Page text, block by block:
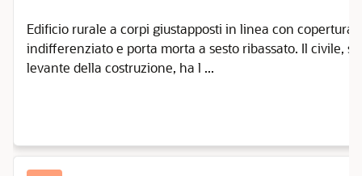
Edificio rurale a corpi giustapposti in linea con copertura
indifferenziato e porta morta a sesto ribassato. Il civile,
levante della costruzione, ha l ...